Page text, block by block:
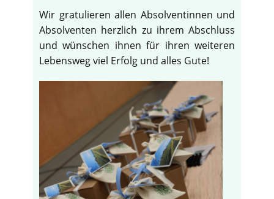
Wir gratulieren allen Absolventinnen und
Absolventen herzlich zu ihrem Abschluss
und wünschen ihnen für ihren weiteren
Lebensweg viel Erfolg und alles Gute!